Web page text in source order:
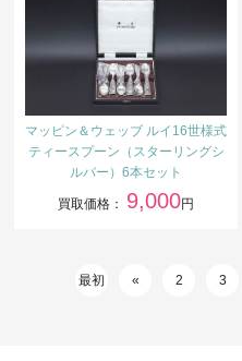
マッピン＆ウェッブ ルイ16世様式
ティースプーン（スターリングシ
ルバー）6本セット
買取価格： 9,000円
最初 « 2 3